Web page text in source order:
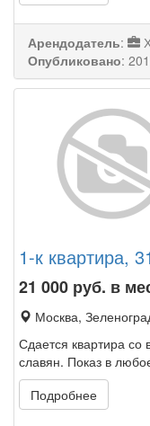
Арендодатель:
Опубликовано:
1-к квартира,
21 000 руб. в
Москва,
Сдается квартира
славян. Показ в
Подробнее